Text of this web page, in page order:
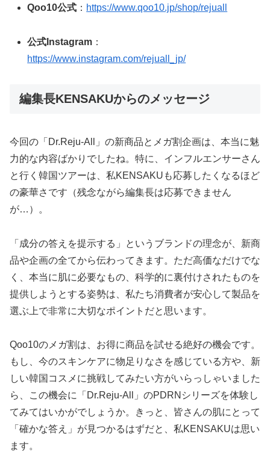
Qoo10公式 ： https://www.qoo10.jp/shop/rejuall
公式Instagram ：
https://www.instagram.com/rejuall_jp/
編集長KENSAKUからのメッセージ
今回の「Dr.Reju-All」の新商品とメガ割企画は、本当に魅
力的な内容ばかりでしたね。特に、インフルエンサーさん
と行く韓国ツアーは、私KENSAKUも応募したくなるほど
の豪華さです（残念ながら編集長は応募できません
が…）。
「成分の答えを提示する」というブランドの理念が、新商
品や企画の全てから伝わってきます。ただ高価なだけでな
く、本当に肌に必要なもの、科学的に裏付けされたものを
提供しようとする姿勢は、私たち消費者が安心して製品を
選ぶ上で非常に大切なポイントだと思います。
Qoo10のメガ割は、お得に商品を試せる絶好の機会です。
もし、今のスキンケアに物足りなさを感じている方や、新
しい韓国コスメに挑戦してみたい方がいらっしゃいました
ら、この機会に「Dr.Reju-All」のPDRNシリーズを体験し
てみてはいかがでしょうか。きっと、皆さんの肌にとって
「確かな答え」が見つかるはずだと、私KENSAKUは思い
ます。